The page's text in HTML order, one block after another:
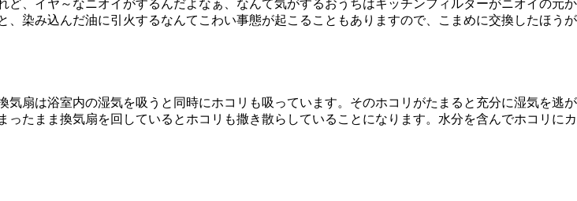
、イヤ～なニオイがするんだよなぁ、なんて気がするおうちはキッチンフィルターがニオイの元か
染み込んだ油に引火するなんてこわい事態が起こることもありますので、こまめに交換したほうが
扇は浴室内の湿気を吸うと同時にホコリも吸っています。そのホコリがたまると充分に湿気を逃が
たまま換気扇を回しているとホコリも撒き散らしていることになります。水分を含んでホコリにカ